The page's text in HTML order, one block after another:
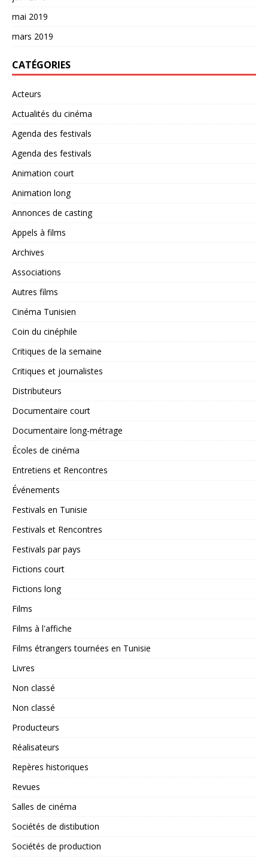
mai 2019
mars 2019
CATÉGORIES
Acteurs
Actualités du cinéma
Agenda des festivals
Agenda des festivals
Animation court
Animation long
Annonces de casting
Appels à films
Archives
Associations
Autres films
Cinéma Tunisien
Coin du cinéphile
Critiques de la semaine
Critiques et journalistes
Distributeurs
Documentaire court
Documentaire long-métrage
Écoles de cinéma
Entretiens et Rencontres
Événements
Festivals en Tunisie
Festivals et Rencontres
Festivals par pays
Fictions court
Fictions long
Films
Films à l'affiche
Films étrangers tournées en Tunisie
Livres
Non classé
Non classé
Producteurs
Réalisateurs
Repères historiques
Revues
Salles de cinéma
Sociétés de distibution
Sociétés de production